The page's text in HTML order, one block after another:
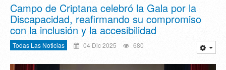
Campo de Criptana celebró la Gala por la
Discapacidad, reafirmando su compromiso
con la inclusión y la accesibilidad
Todas Las Noticias 04 Dic 2025 680